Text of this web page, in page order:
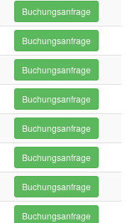
Buchungsanfrage
Buchungsanfrage
Buchungsanfrage
Buchungsanfrage
Buchungsanfrage
Buchungsanfrage
Buchungsanfrage
Buchungsanfrage